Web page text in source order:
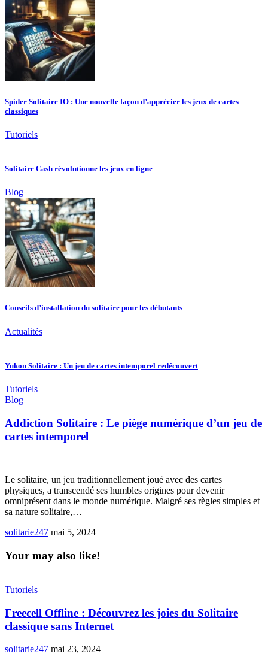
Spider Solitaire IO : Une nouvelle façon d’apprécier les jeux de cartes
classiques
Tutoriels
Solitaire Cash révolutionne les jeux en ligne
Blog
Conseils d’installation du solitaire pour les débutants
Actualités
Yukon Solitaire : Un jeu de cartes intemporel redécouvert
Tutoriels
Blog
Addiction Solitaire : Le piège numérique d’un jeu de
cartes intemporel
Le solitaire, un jeu traditionnellement joué avec des cartes
physiques, a transcendé ses humbles origines pour devenir
omniprésent dans le monde numérique. Malgré ses règles simples et
sa nature solitaire,…
solitarie247 mai 5, 2024
Your may also like!
Tutoriels
Freecell Offline : Découvrez les joies du Solitaire
classique sans Internet
solitarie247 mai 23, 2024